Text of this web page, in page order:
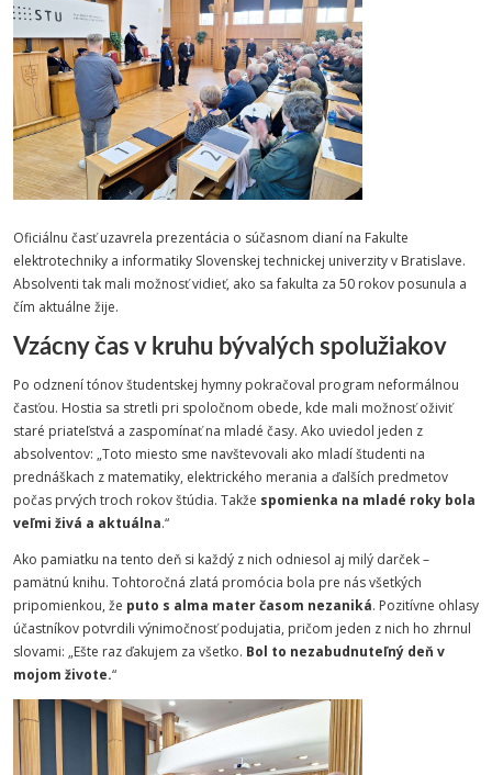
Oficiálnu časť uzavrela prezentácia o súčasnom dianí na Fakulte
elektrotechniky a informatiky Slovenskej technickej univerzity v Bratislave.
Absolventi tak mali možnosť vidieť, ako sa fakulta za 50 rokov posunula a
čím aktuálne žije.
Vzácny čas v kruhu bývalých spolužiakov
Po odznení tónov študentskej hymny pokračoval program neformálnou
časťou. Hostia sa stretli pri spoločnom obede, kde mali možnosť oživiť
staré priateľstvá a zaspomínať na mladé časy. Ako uviedol jeden z
absolventov: „Toto miesto sme navštevovali ako mladí študenti na
prednáškach z matematiky, elektrického merania a ďalších predmetov
počas prvých troch rokov štúdia. Takže spomienka na mladé roky bola
veľmi živá a aktuálna.“
Ako pamiatku na tento deň si každý z nich odniesol aj milý darček –
pamätnú knihu. Tohtoročná zlatá promócia bola pre nás všetkých
pripomienkou, že puto s alma mater časom nezaniká. Pozitívne ohlasy
účastníkov potvrdili výnimočnosť podujatia, pričom jeden z nich ho zhrnul
slovami: „Ešte raz ďakujem za všetko. Bol to nezabudnuteľný deň v
mojom živote.“